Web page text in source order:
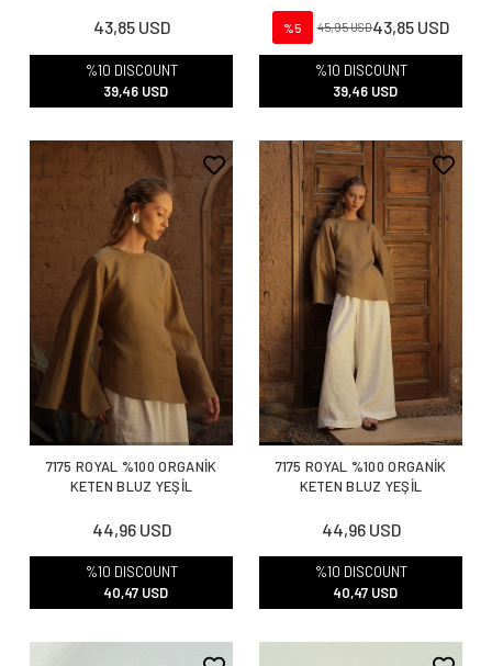
43,85 USD
%10 DISCOUNT
39,46 USD
%5 45,95 USD43,85 USD
%10 DISCOUNT
39,46 USD
7175 ROYAL %100 ORGANİK
KETEN BLUZ YEŞİL
44,96 USD
%10 DISCOUNT
40,47 USD
7175 ROYAL %100 ORGANİK
KETEN BLUZ YEŞİL
44,96 USD
%10 DISCOUNT
40,47 USD